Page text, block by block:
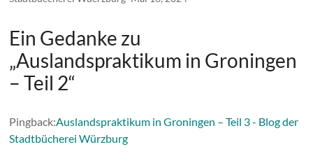
Ein Gedanke zu
„Auslandspraktikum in Groningen
– Teil 2“
Pingback:Auslandspraktikum in Groningen – Teil 3 - Blog der
Stadtbücherei Würzburg